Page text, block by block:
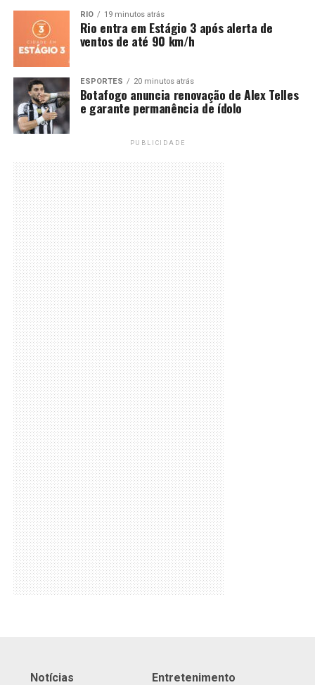
RIO 19 minutos atrás
Rio entra em Estágio 3 após alerta de
ventos de até 90 km/h
ESPORTES 20 minutos atrás
Botafogo anuncia renovação de Alex Telles
e garante permanência de ídolo
PUBLICIDADE
Notícias Entretenimento